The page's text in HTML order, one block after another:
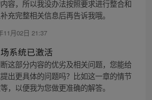
容，所以我没办法按照要求进行整合和
充完整相关信息后再告诉我哦。
11月02日 21:37
系统已激活
这部分内容的优劣及相关问题，您能给
出更具体的问题吗？比如这一章的情节
，以便我为您做更准确的解答。